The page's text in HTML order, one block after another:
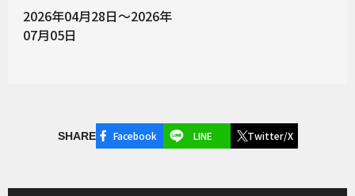
2026年04月28日～2026年
07月05日
SHARE Facebook LINE Twitter/X